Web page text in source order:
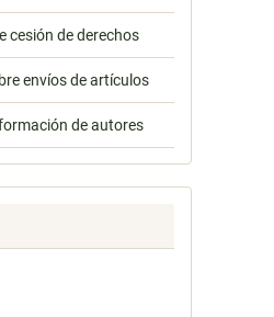
cesión de derechos
envíos de artículos
de autores